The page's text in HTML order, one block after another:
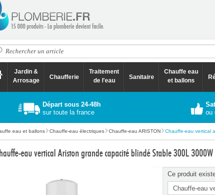
Jardin &
Arrosage
Chaufferie
Traitement
de l'eau
Sanitaire
Chauffe eau
et ballons
Départ sous 24-48h
sur toute la france
ou
eau et ballons Chauffe-eau électriques Chauffe-eau ARISTON Chauffe-eau vertical
eau vertical Ariston grande capacité blindé Stable 300L 3000W
Ce produit